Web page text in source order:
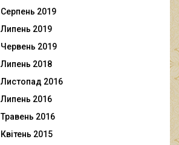
Серпень 2019
Липень 2019
Червень 2019
Липень 2018
Листопад 2016
Липень 2016
Травень 2016
Квітень 2015